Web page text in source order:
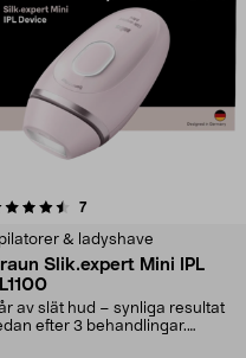
7recensioner
& ladyshave
Slik.expert Mini IPL
av slät hud – synliga resultat
efter 3 behandlingar.
4.5 av 5 stjärnor